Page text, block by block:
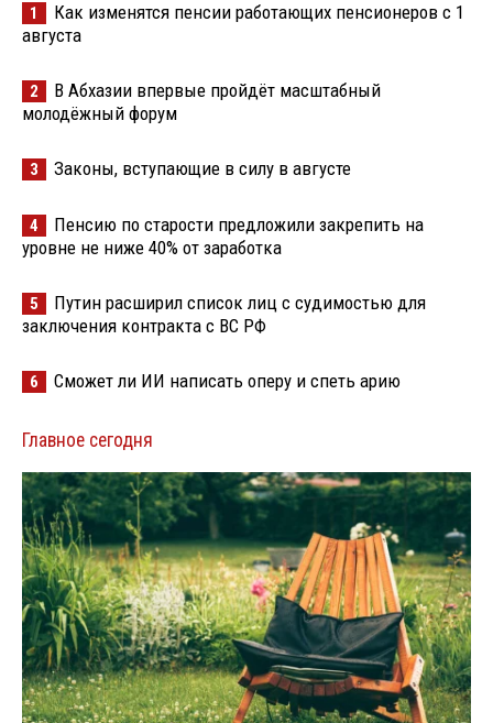
1
Как изменятся пенсии работающих пенсионеров с 1
августа
2
В Абхазии впервые пройдёт масштабный
молодёжный форум
3 Законы, вступающие в силу в августе
4
Пенсию по старости предложили закрепить на
уровне не ниже 40% от заработка
5
Путин расширил список лиц с судимостью для
заключения контракта с ВС РФ
6 Сможет ли ИИ написать оперу и спеть арию
Главное сегодня